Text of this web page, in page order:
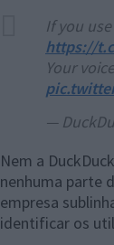
If you
https://
Your
—
Nem a
nenhuma parte
empresa
identificar os